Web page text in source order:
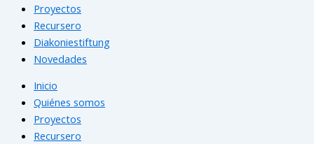
Proyectos
Recursero
Diakoniestiftung
Novedades
Inicio
Quiénes somos
Proyectos
Recursero